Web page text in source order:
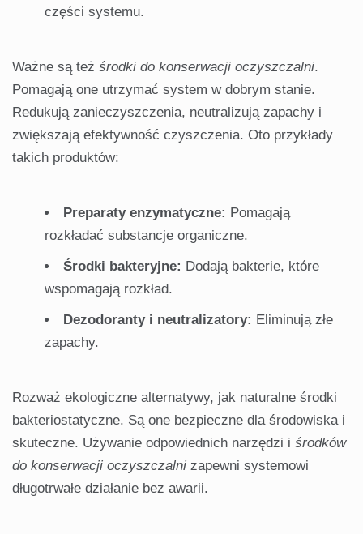
części systemu.
Ważne są też środki do konserwacji oczyszczalni.
Pomagają one utrzymać system w dobrym stanie.
Redukują zanieczyszczenia, neutralizują zapachy i
zwiększają efektywność czyszczenia. Oto przykłady
takich produktów:
Preparaty enzymatyczne: Pomagają
rozkładać substancje organiczne.
Środki bakteryjne: Dodają bakterie, które
wspomagają rozkład.
Dezodoranty i neutralizatory: Eliminują złe
zapachy.
Rozważ ekologiczne alternatywy, jak naturalne środki
bakteriostatyczne. Są one bezpieczne dla środowiska i
skuteczne. Używanie odpowiednich narzędzi i środków
do konserwacji oczyszczalni zapewni systemowi
długotrwałe działanie bez awarii.